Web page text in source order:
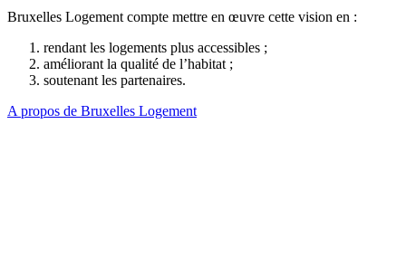
Bruxelles Logement compte mettre en œuvre cette vision en :
rendant les logements plus accessibles ;
améliorant la qualité de l’habitat ;
soutenant les partenaires.
A propos de Bruxelles Logement